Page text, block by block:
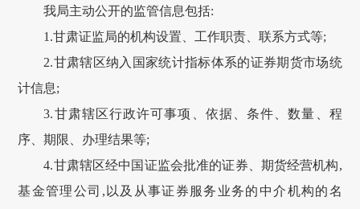
我局主动公开的监管信息包括:
1.甘肃证监局的机构设置、工作职责、联系方式等;
2.甘肃辖区纳入国家统计指标体系的证券期货市场统
计信息;
3.甘肃辖区行政许可事项、依据、条件、数量、程
序、期限、办理结果等;
4.甘肃辖区经中国证监会批准的证券、期货经营机构,
基金管理公司,以及从事证券服务业务的中介机构的名